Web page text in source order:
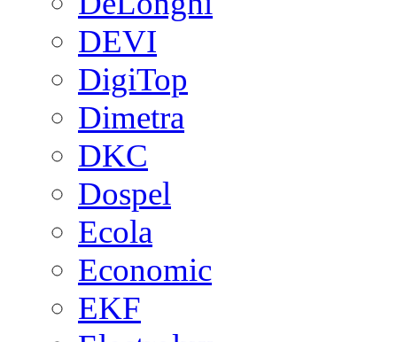
DEVI
DigiTop
Dimetra
DKC
Dospel
Ecola
Economic
EKF